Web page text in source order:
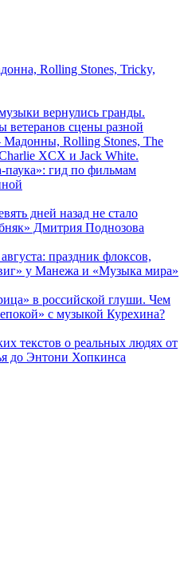
Rolling Stones, Tricky,
вернулись гранды.
сцены разной
Rolling Stones, The
XCX и Jack White.
паука»: гид по фильмам
дней назад не стало
Дмитрия Поднозова
праздник флоксов,
у Манежа и «Музыка мира»
в российской глуши. Чем
с музыкой Курехина?
текстов о реальных людях от
до Энтони Хопкинса